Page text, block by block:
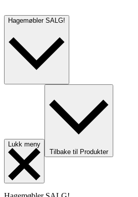
Hagemøbler SALG!
Lukk meny
Tilbake til Produkter